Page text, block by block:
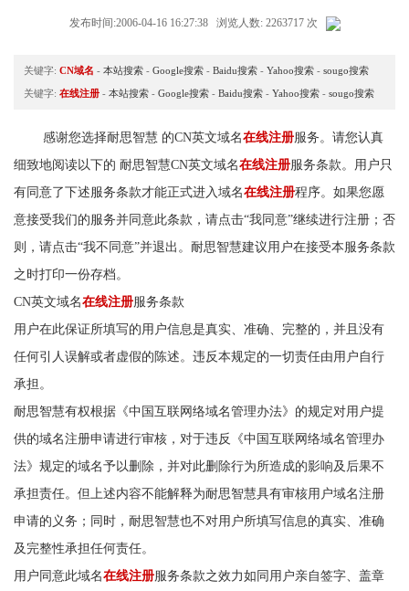
发布时间:2006-04-16 16:27:38 浏览人数: 2263717 次
关键字: CN域名 - 本站搜索 - Google搜索 - Baidu搜索 - Yahoo搜索 - sougo搜索
关键字: 在线注册 - 本站搜索 - Google搜索 - Baidu搜索 - Yahoo搜索 - sougo搜索
感谢您选择耐思智慧 的CN英文域名在线注册服务。请您认真
细致地阅读以下的 耐思智慧CN英文域名在线注册服务条款。用户只
有同意了下述服务条款才能正式进入域名在线注册程序。如果您愿
意接受我们的服务并同意此条款，请点击“我同意”继续进行注册；否
则，请点击“我不同意”并退出。耐思智慧建议用户在接受本服务条款
之时打印一份存档。
CN英文域名在线注册服务条款
用户在此保证所填写的用户信息是真实、准确、完整的，并且没有
任何引人误解或者虚假的陈述。违反本规定的一切责任由用户自行
承担。
耐思智慧有权根据《中国互联网络域名管理办法》的规定对用户提
供的域名注册申请进行审核，对于违反《中国互联网络域名管理办
法》规定的域名予以删除，并对此删除行为所造成的影响及后果不
承担责任。但上述内容不能解释为耐思智慧具有审核用户域名注册
申请的义务；同时，耐思智慧也不对用户所填写信息的真实、准确
及完整性承担任何责任。
用户同意此域名在线注册服务条款之效力如同用户亲自签字、盖章